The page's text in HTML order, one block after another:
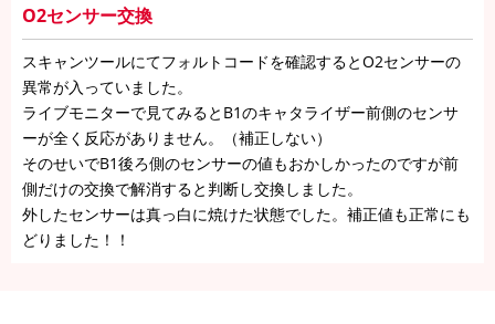
O2センサー交換
スキャンツールにてフォルトコードを確認するとO2センサーの
異常が入っていました。
ライブモニターで見てみるとB1のキャタライザー前側のセンサ
ーが全く反応がありません。（補正しない）
そのせいでB1後ろ側のセンサーの値もおかしかったのですが前
側だけの交換で解消すると判断し交換しました。
外したセンサーは真っ白に焼けた状態でした。補正値も正常にも
どりました！！